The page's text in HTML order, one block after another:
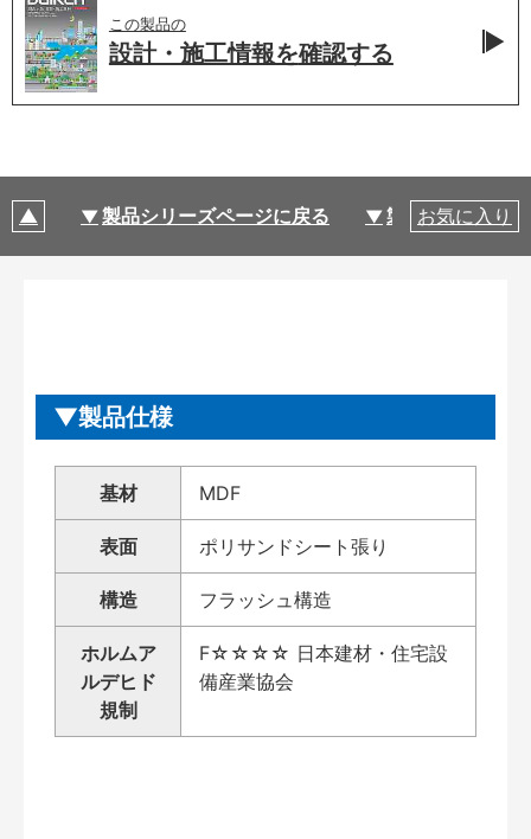
この製品の
設計・施工情報を確認する
製品シリーズページに戻る 製品仕様
お気に入り
製品仕様
基材 MDF
表面 ポリサンドシート張り
構造 フラッシュ構造
ホルムア
ルデヒド
規制
F☆☆☆☆ 日本建材・住宅設
備産業協会